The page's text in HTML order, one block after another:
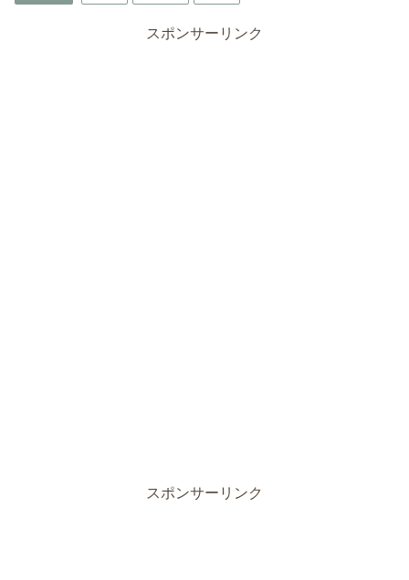
スポンサーリンク
スポンサーリンク